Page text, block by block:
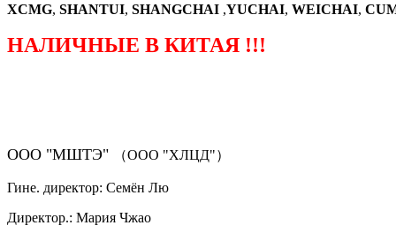
XCMG, SHANTUI, SHANGCHAI ,YUCHAI, WEICHAI,
НАЛИЧНЫЕ В КИТАЯ !!!
ООО "МШТЭ" （ООО "ХЛЦД"）
Гине. директор: Семён Лю
Директор.: Мария Чжао